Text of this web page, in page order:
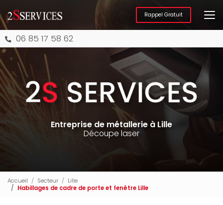
au
contenu
principal06 85 17 58 62
Rappel Gratuit
Entreprise de métallerie à Lille
Découpe laser
Accueil Secteur
Lille
Habillages de cadre de porte et fenêtre Lille